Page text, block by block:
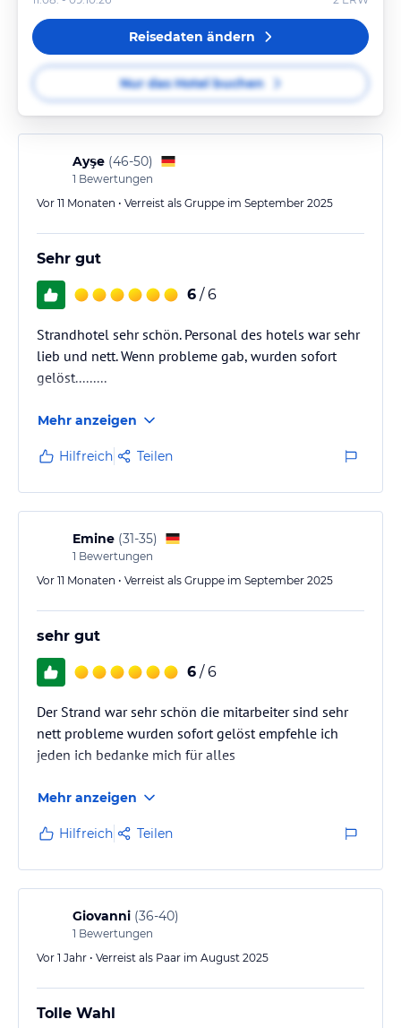
Reisedaten ändern
Nur das Hotel buchen
Ayşe (46-50)
1 Bewertungen
Vor 11 Monaten • Verreist als Gruppe im September 2025
Sehr gut
6 / 6
Strandhotel sehr schön. Personal des hotels war sehr
lieb und nett. Wenn probleme gab, wurden sofort
gelöst.........
Mehr anzeigen
Hilfreich Teilen
Emine (31-35)
1 Bewertungen
Vor 11 Monaten • Verreist als Gruppe im September 2025
sehr gut
6 / 6
Der Strand war sehr schön die mitarbeiter sind sehr
nett probleme wurden sofort gelöst empfehle ich
jeden ich bedanke mich für alles
Mehr anzeigen
Hilfreich Teilen
Giovanni (36-40)
1 Bewertungen
Vor 1 Jahr • Verreist als Paar im August 2025
Tolle Wahl